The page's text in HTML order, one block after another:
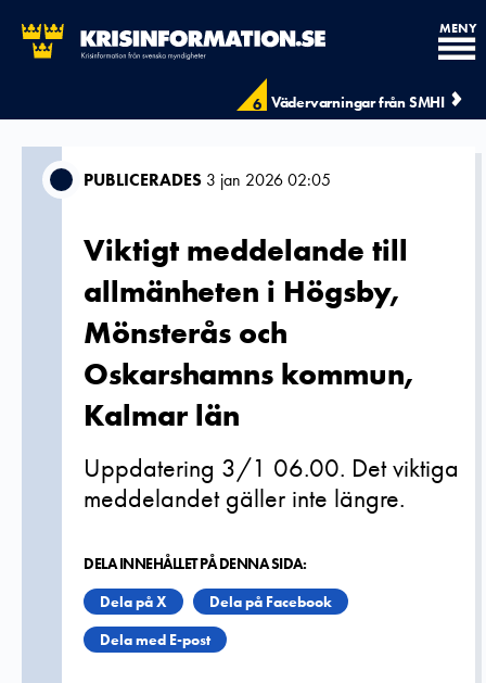
6 Vädervarningar från SMHI
MENY
PUBLICERADES 3 jan 2026 02:05
Viktigt meddelande till
allmänheten i Högsby,
Mönsterås och
Oskarshamns kommun,
Kalmar län
Uppdatering 3/1 06.00. Det viktiga
meddelandet gäller inte längre.
DELA INNEHÅLLET PÅ DENNA SIDA:
Dela på X
Dela på Facebook
Dela med E-post